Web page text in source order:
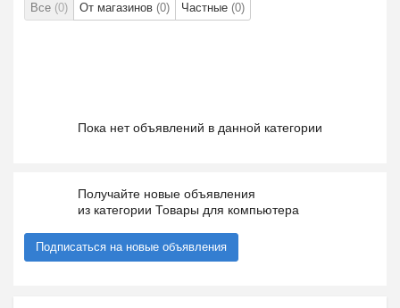
Все (0) От магазинов (0) Частные (0)
Пока нет объявлений в данной категории
Получайте новые объявления
из категории Товары для компьютера
Подписаться на новые объявления